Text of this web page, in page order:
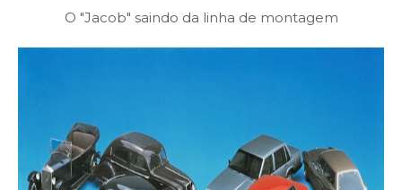
O "Jacob" saindo da linha de montagem